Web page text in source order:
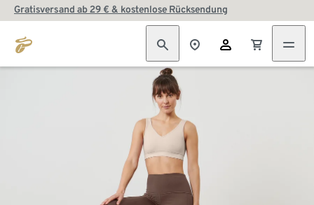
Gratisversand ab 29 € & kostenlose Rücksendung